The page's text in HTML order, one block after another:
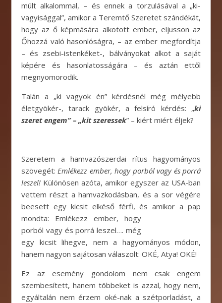
múlt alkalommal, – és ennek a torzulásával a „ki-
vagyisággal”, amikor a Teremtő Szeretet szándékát,
hogy az ő képmására alkotott ember, eljusson az
Őhozzá való hasonlóságra, – az ember megfordítja
– és zsebi-istenkéket-, bálványokat alkot a saját
képére és hasonlatosságára – és aztán ettől
megnyomorodik.
Talán a „ki vagyok én” kérdésnél még mélyebb
életgyökér-, tarack gyökér, a felsíró kérdés: „ki
szeret engem” – „kit szeressek” – kiért miért éljek?
Szeretem a hamvazószerdai rítus hagyományos
szövegét:Emlékezz ember, hogy porból vagy és porrá
leszel! Különösen azóta, amikor egyszer az USA-ban
vettem részt a hamvazkodásban, és a sor végére
beesett egy kicsit elkéső férfi, és amikor a pap
mondta: Emlékezz ember, hogy
porból vagy és porrá leszel…. még
egy kicsit lihegve, nem a hagyományos módon,
hanem nagyon sajátosan válaszolt: OKÉ, Atya! OKÉ!
Ez az esemény gondolom nem csak engem
szembesített, hanem többeket is azzal, hogy nem,
egyáltalán nem érzem oké-nak a szétporladást, a